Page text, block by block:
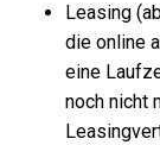
Leasing
die online
eine
noch nicht